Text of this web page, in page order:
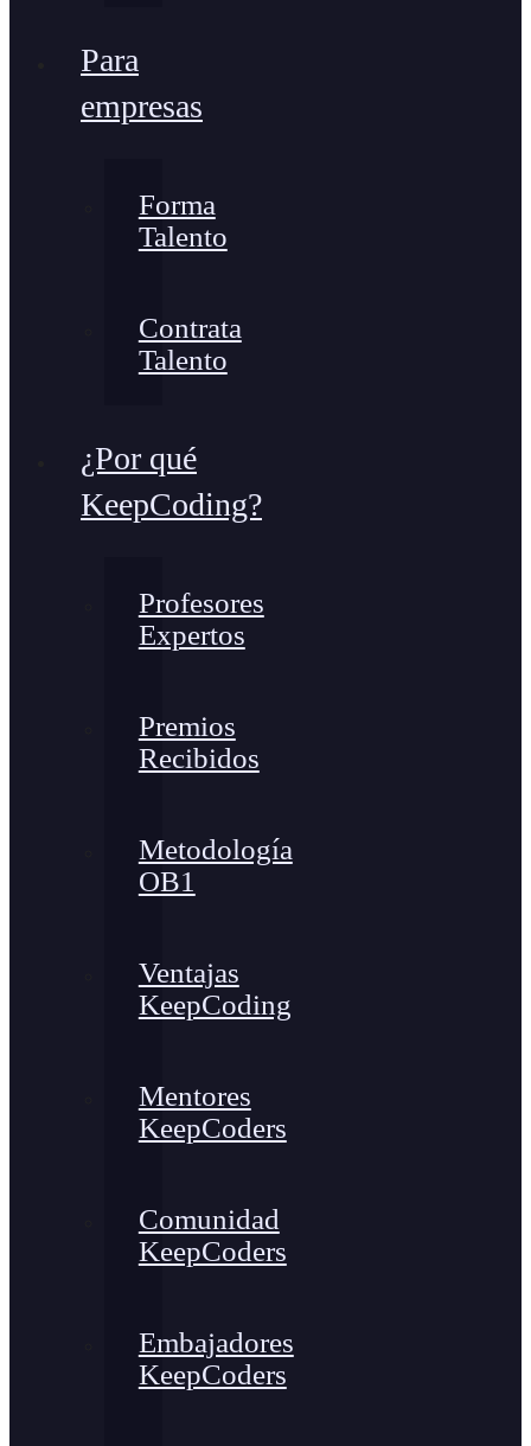
Para
empresas
Forma
Talento
Contrata
Talento
¿Por qué
KeepCoding?
Profesores
Expertos
Premios
Recibidos
Metodología
OB1
Ventajas
KeepCoding
Mentores
KeepCoders
Comunidad
KeepCoders
Embajadores
KeepCoders